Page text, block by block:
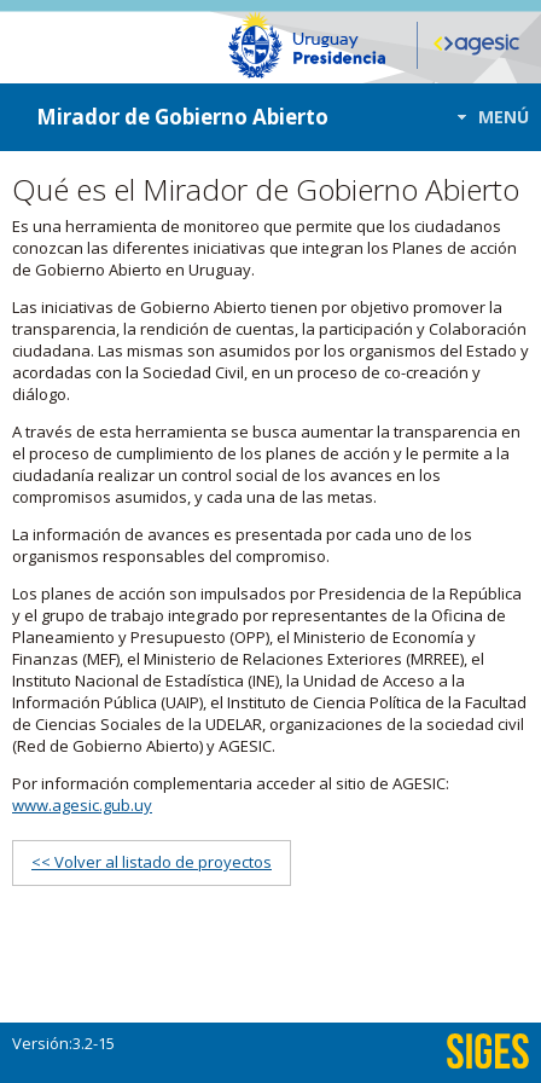
ir a contenido
ir al menú
Mirador de Gobierno Abierto MENÚ
Qué es el Mirador de Gobierno Abierto
Es una herramienta de monitoreo que permite que los ciudadanos
conozcan las diferentes iniciativas que integran los Planes de acción
de Gobierno Abierto en Uruguay.
Las iniciativas de Gobierno Abierto tienen por objetivo promover la
transparencia, la rendición de cuentas, la participación y Colaboración
ciudadana. Las mismas son asumidos por los organismos del Estado y
acordadas con la Sociedad Civil, en un proceso de co-creación y
diálogo.
A través de esta herramienta se busca aumentar la transparencia en
el proceso de cumplimiento de los planes de acción y le permite a la
ciudadanía realizar un control social de los avances en los
compromisos asumidos, y cada una de las metas.
La información de avances es presentada por cada uno de los
organismos responsables del compromiso.
Los planes de acción son impulsados por Presidencia de la República
y el grupo de trabajo integrado por representantes de la Oficina de
Planeamiento y Presupuesto (OPP), el Ministerio de Economía y
Finanzas (MEF), el Ministerio de Relaciones Exteriores (MRREE), el
Instituto Nacional de Estadística (INE), la Unidad de Acceso a la
Información Pública (UAIP), el Instituto de Ciencia Política de la Facultad
de Ciencias Sociales de la UDELAR, organizaciones de la sociedad civil
(Red de Gobierno Abierto) y AGESIC.
Por información complementaria acceder al sitio de AGESIC:
www.agesic.gub.uy
<< Volver al listado de proyectos
Versión:3.2-15